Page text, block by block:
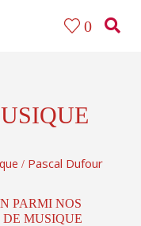
0
/ Pascal Dufour
PARMI NOS
DE MUSIQUE